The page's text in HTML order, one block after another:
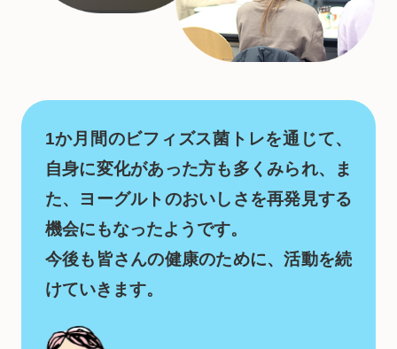
1か月間のビフィズス菌トレを通じて、
自身に変化があった方も多くみられ、ま
た、ヨーグルトのおいしさを再発見する
機会にもなったようです。
今後も皆さんの健康のために、活動を続
けていきます。